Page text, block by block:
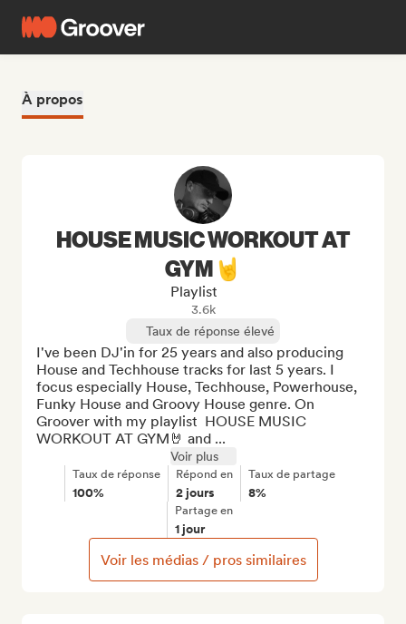
À propos
HOUSE MUSIC WORKOUT AT
GYM🤘
Playlist
3.6k
Taux de réponse élevé
I've been DJ'in for 25 years and also producing
House and Techhouse tracks for last 5 years. I
focus especially House, Techhouse, Powerhouse,
Funky House and Groovy House genre. On
Groover with my playlist  HOUSE MUSIC
WORKOUT AT GYM🤘 and ...
Voir plus
Taux de réponse
100%
Répond en
2 jours
Taux de partage
8%
Partage en
1 jour
Voir les médias / pros similaires